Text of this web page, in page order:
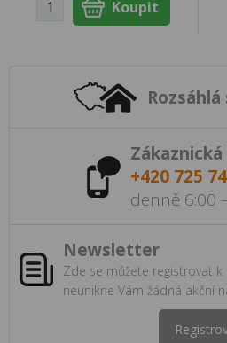
+420 725
denně 6:00
Newsletter
Zde se můžete registrovat
neunikne Vám žádná akční